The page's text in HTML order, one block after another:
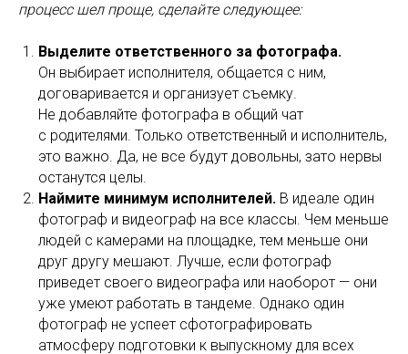
процесс шел проще, сделайте следующее:
Выделите ответственного за фотографа.
Он выбирает исполнителя, общается с ним,
договаривается и организует съемку.
Не добавляйте фотографа в общий чат
с родителями. Только ответственный и исполнитель,
это важно. Да, не все будут довольны, зато нервы
останутся целы.
Наймите минимум исполнителей. В идеале один
фотограф и видеограф на все классы. Чем меньше
людей с камерами на площадке, тем меньше они
друг другу мешают. Лучше, если фотограф
приведет своего видеографа или наоборот — они
уже умеют работать в тандеме. Однако один
фотограф не успеет сфотографировать
атмосферу подготовки к выпускному для всех